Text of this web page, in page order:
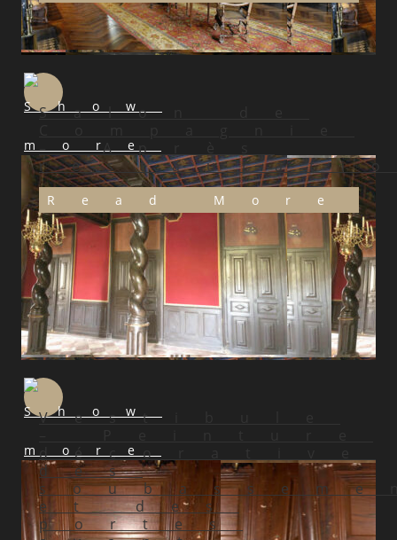
Salon de
– Après
Read More
Vestibule
décorative
des
et des
portes